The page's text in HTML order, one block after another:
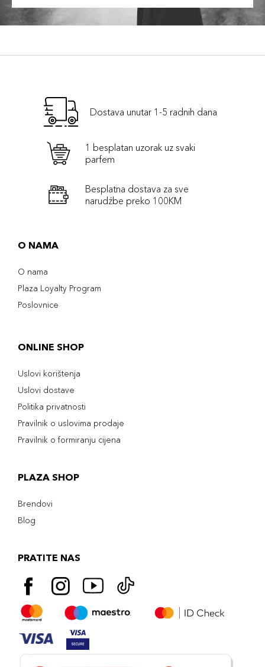
Dostava unutar 1-5 radnih dana
1 besplatan uzorak uz svaki
parfem
Besplatna dostava za sve
narudźbe preko 100KM
O NAMA
O nama
Plaza Loyalty Program
Poslovnice
ONLINE SHOP
Uslovi korištenja
Uslovi dostave
Politika privatnosti
Pravilnik o uslovima prodaje
Pravilnik o formiranju cijena
PLAZA SHOP
Brendovi
Blog
PRATITE NAS